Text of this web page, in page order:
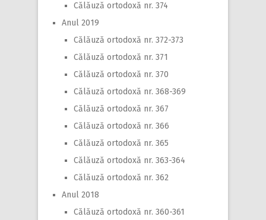
Călăuză ortodoxă nr. 374
Anul 2019
Călăuză ortodoxă nr. 372-373
Călăuză ortodoxă nr. 371
Călăuză ortodoxă nr. 370
Călăuză ortodoxă nr. 368-369
Călăuză ortodoxă nr. 367
Călăuză ortodoxă nr. 366
Călăuză ortodoxă nr. 365
Călăuză ortodoxă nr. 363-364
Călăuză ortodoxă nr. 362
Anul 2018
Călăuză ortodoxă nr. 360-361